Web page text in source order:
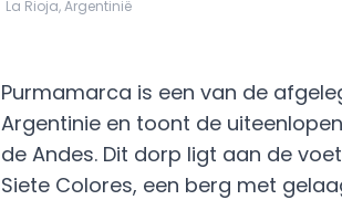
La Rioja, Argentinië
Purmamarca is een van de
Argentinie en toont de
de Andes. Dit dorp ligt aan de
Siete Colores, een berg met